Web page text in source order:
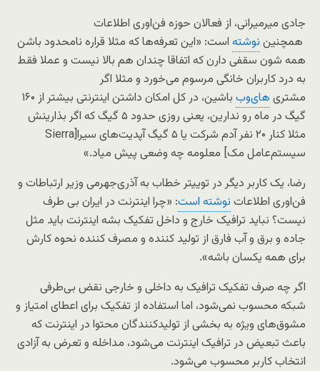
جادی میرمیرانی، از فعالان حوزه فن‌اوری اطلاعات
همچنین نوشته است: «این تعرفه‌ها که مثلا قراره نامحدود‌ باشن
همه شون سقفی دارن که اتفاقا چندان هم بالا نیست و عملا فقط
به درد کاربران خانگی مرسوم می‌خورد و مثلا اگر
مشتری‌ های‌وب
باشین، در کل امکان داشتن اینترنتی بیشتر از ۱۶۰
گیگ در ماه رو ندارین، یعنی روزی حدود ۵ گیگ که اگر بذارینش
مثلا کنار ۲۰ نفر آدم شرکت یا ۵ گیگ آپدیت‌های سیرا[Sierra
سیستم‌عامل مک] معلومه چه وضعی پیش میاد.»
رضا، یک کاربر دیگر در توییتر خطاب به آذری‌جهرمی وزیر ارتباطات و
فن‌اوری اطلاعات نوشته است: «چرا اینترنت در ایران بی طرف
نیست؟ نباید ترافیک خارج و داخل تفکیک بشه اینترنت باید مثل
جاده و برق و آب فارق از تولید کننده و مصرف کننده نحوه کارش
برای همه یکسان باشه».
اگر چه صرف تفکیک ترافیک به داخلی و خارجی نقض بی‌طرفی
شبکه محسوب نمی‌شود، اما استفاده از تفکیک برای اعطای امتیاز و
مشوق‌های ویژه به بخشی از تولید‌کنندگان محتوا در اینترنت که
باعث تبعیض در ترافیک اینترنت می‌شود، مداخله و تعرض به آزادی
انتخاب کاربر محسوب می‌شود.